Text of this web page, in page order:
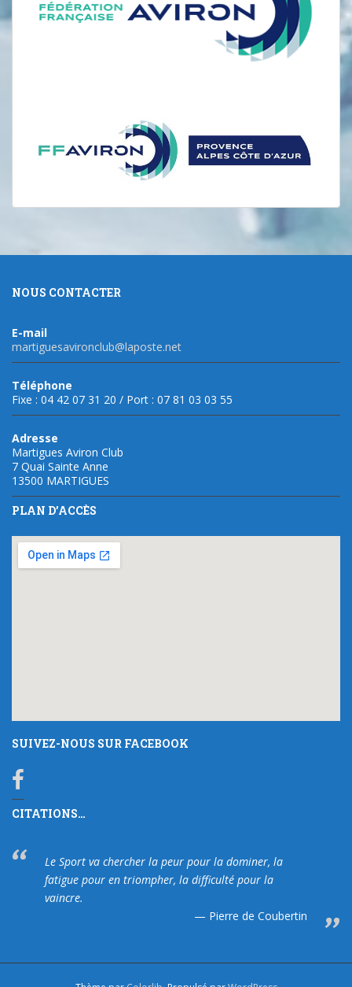
NOUS CONTACTER
E-mail
martiguesavironclub@laposte.net
Téléphone
Fixe : 04 42 07 31 20 / Port : 07 81 03 03 55
Adresse
Martigues Aviron Club
7 Quai Sainte Anne
13500 MARTIGUES
PLAN D’ACCÈS
SUIVEZ-NOUS SUR FACEBOOK
CITATIONS…
Le Sport va chercher la peur pour la dominer, la
fatigue pour en triompher, la difficulté pour la
vaincre.
Pierre de Coubertin